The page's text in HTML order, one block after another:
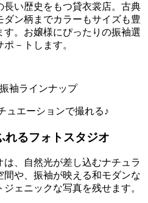
長い歴史をもつ貸衣裳店。古典
ダン柄までカラーもサイズも豊
す。お嬢様にぴったりの振袖選
ポ－トします。
ュエーションで撮れる♪
れるフォトスタジオ
、自然光が差し込むナチュラ
間や、振袖が映える和モダンな
ェニックな写真を残せます。